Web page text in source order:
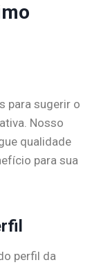
para sugerir o
Nosso
qualidade
para sua
perfil da